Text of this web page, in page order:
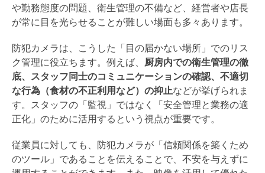
や勤務態度の問題、衛生管理の不備など、経営者や店長
が常に目を光らせることが難しい場面も多々あります。
防犯カメラは、こうした「目の届かない場所」でのリス
ク管理に役立ちます。例えば、 厨房内での衛生管理の徹
底、スタッフ同士のコミュニケーションの確認、不適切
な行為（食材の不正利用など）の抑止などが挙げられま
す。スタッフの「監視」ではなく「安全管理と業務の適
正化」のために活用するという視点が重要です。
従業員に対しても、防犯カメラが「信頼関係を築くため
のツール」であることを伝えることで、不安を与えずに